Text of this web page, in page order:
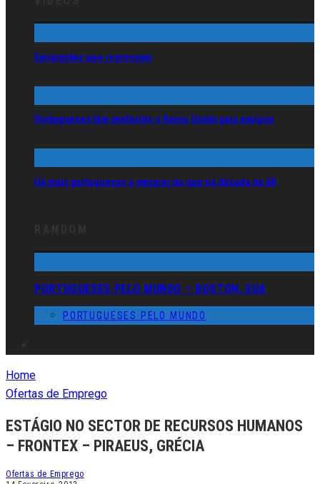
Emigrantes que regressam
Portugueses têm preferido o Reino Unido para emigrar
Há mais portugueses a emigrar do que na década de 60
PORTUGUESES PELO MUNDO – BOSTON, EUA
PORTUGUESES PELO MUNDO
Home
Ofertas de Emprego
ESTÁGIO NO SECTOR DE RECURSOS HUMANOS
– FRONTEX – PIRAEUS, GRÉCIA
Ofertas de Emprego